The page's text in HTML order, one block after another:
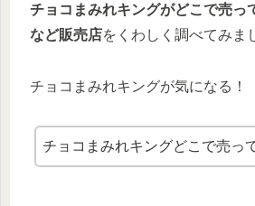
チョコまみれキングがどこで売っ
など販売店をくわしく調べてみま
チョコまみれキングが気になる！
チョコまみれキングどこで売っ